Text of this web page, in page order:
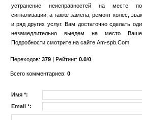
устранение неисправностей на месте
сигнализации, а также замена, ремонт колес,
и ряд других услуг. Вам достаточно сделать
незамедлительно выедем на место
Подробности смотрите на сайте Am-spb.Com.
Переходов: 379| Рейтинг: 0.0/0
Всего комментариев: 0
Имя *:
Email *: